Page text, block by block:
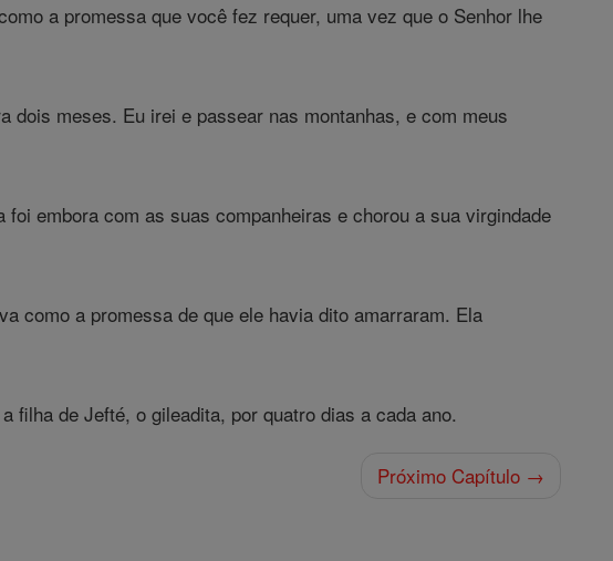
a promessa que você fez requer, uma vez que o Senhor lhe
meses. Eu irei e passear nas montanhas, e com meus
embora com as suas companheiras e chorou a sua virgindade
como a promessa de que ele havia dito amarraram. Ela
filha de Jefté, o gileadita, por quatro dias a cada ano.
Próximo Capítulo →